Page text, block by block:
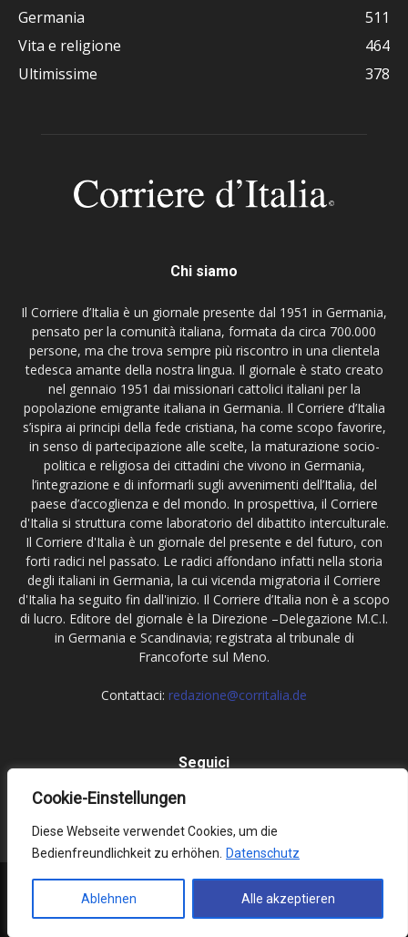
Cookie-Einstellungen
Diese Webseite verwendet Cookies, um die
Bedienfreundlichkeit zu erhöhen.
Datenschutz
Ablehnen Alle akzeptieren
Germania
511
Vita e religione
464
Ultimissime
378
Chi siamo
Il Corriere d’Italia è un giornale presente dal 1951 in Germania,
pensato per la comunità italiana, formata da circa 700.000
persone, ma che trova sempre più riscontro in una clientela
tedesca amante della nostra lingua. Il giornale è stato creato
nel gennaio 1951 dai missionari cattolici italiani per la
popolazione emigrante italiana in Germania. Il Corriere d’Italia
s’ispira ai principi della fede cristiana, ha come scopo favorire,
in senso di partecipazione alle scelte, la maturazione socio-
politica e religiosa dei cittadini che vivono in Germania,
l’integrazione e di informarli sugli avvenimenti dell’Italia, del
paese d’accoglienza e del mondo. In prospettiva, il Corriere
d'Italia si struttura come laboratorio del dibattito interculturale.
Il Corriere d'Italia è un giornale del presente e del futuro, con
forti radici nel passato. Le radici affondano infatti nella storia
degli italiani in Germania, la cui vicenda migratoria il Corriere
d'Italia ha seguito fin dall'inizio. Il Corriere d’Italia non è a scopo
di lucro. Editore del giornale è la Direzione –Delegazione M.C.I.
in Germania e Scandinavia; registrata al tribunale di
Francoforte sul Meno.
Contattaci: redazione@corritalia.de
Seguici
Impressum Datenschutz
© Corriere d'Italia